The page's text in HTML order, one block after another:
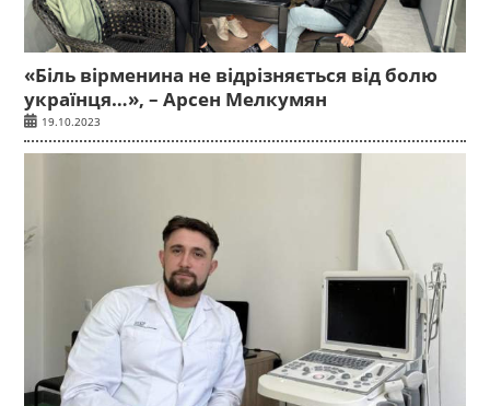
«Біль вірменина не відрізняється від болю
українця…», – Арсен Мелкумян
19.10.2023